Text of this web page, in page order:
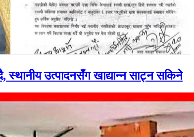
स्थानीय उत्पादनसँग खाद्यान्न साट्न सकिने